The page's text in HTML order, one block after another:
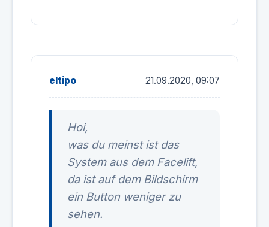
eltipo 21.09.2020, 09:07
Hoi,
was du meinst ist das
System aus dem Facelift,
da ist auf dem Bildschirm
ein Button weniger zu
sehen.